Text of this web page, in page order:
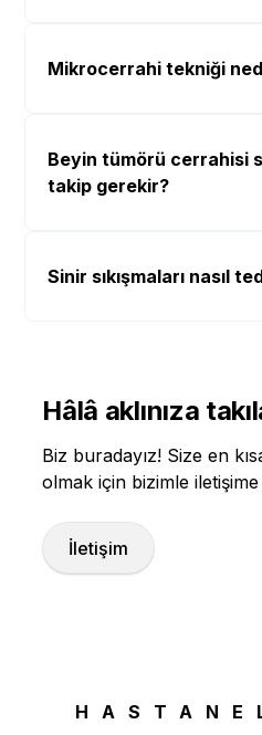
Mikrocerrahi tekniği
Beyin tümörü cerrahisi
takip gerekir?
Sinir sıkışmaları nasıl
Hâlâ aklınıza
Biz buradayız! Size en
olmak için bizimle
İletişim